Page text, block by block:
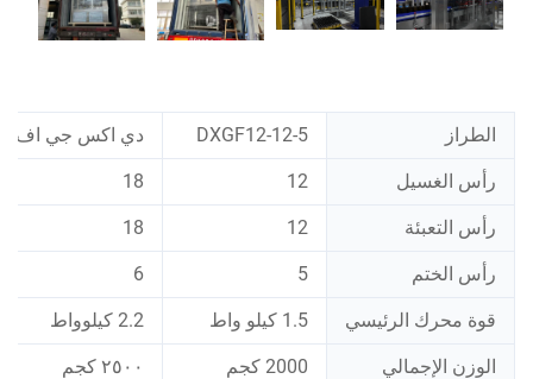
الطراز DXGF12-12-5 دي اكس جي اف 18-18-6
رأس الغسيل 12
18
رأس التعبئة 12
18
رأس الختم 5
6
قوة محرك الرئيسي 1.5 كيلو واط 2.2 كيلوواط
الوزن الإجمالي 2000 كجم ٢٥٠٠ كجم